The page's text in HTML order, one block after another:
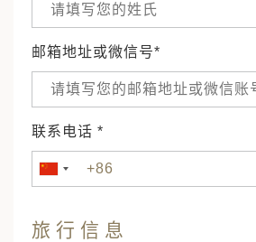
邮箱地址或微信号*
联系电话 *
旅行信息